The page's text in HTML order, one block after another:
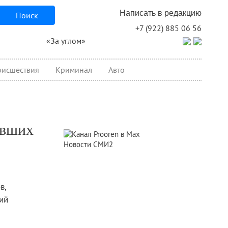
Написать в редакцию
+7 (922) 885 06 56
Поиск
«За углом»
Криминал Авто
Новости СМИ2